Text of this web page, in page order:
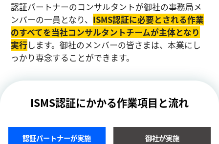
認証パートナーのコンサルタントが御社の事務局メ
ンバーの一員となり、 ISMS認証に必要とされる作業
のすべてを当社コンサルタントチームが主体となり
実⾏ します。御社のメンバーの皆さまは、本業にし
っかり専念することができます。
ISMS認証にかかる作業項目と流れ
認証パートナーが実施 御社が実施